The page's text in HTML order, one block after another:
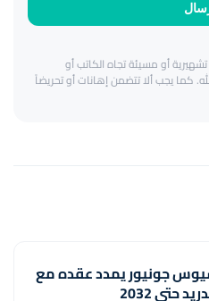
أو مسيئة تجاه الكاتب أو
كما يجب ألا تتضمن إهانات أو تحريضاً
جونيور يمدد عقده مع
حتى 2032